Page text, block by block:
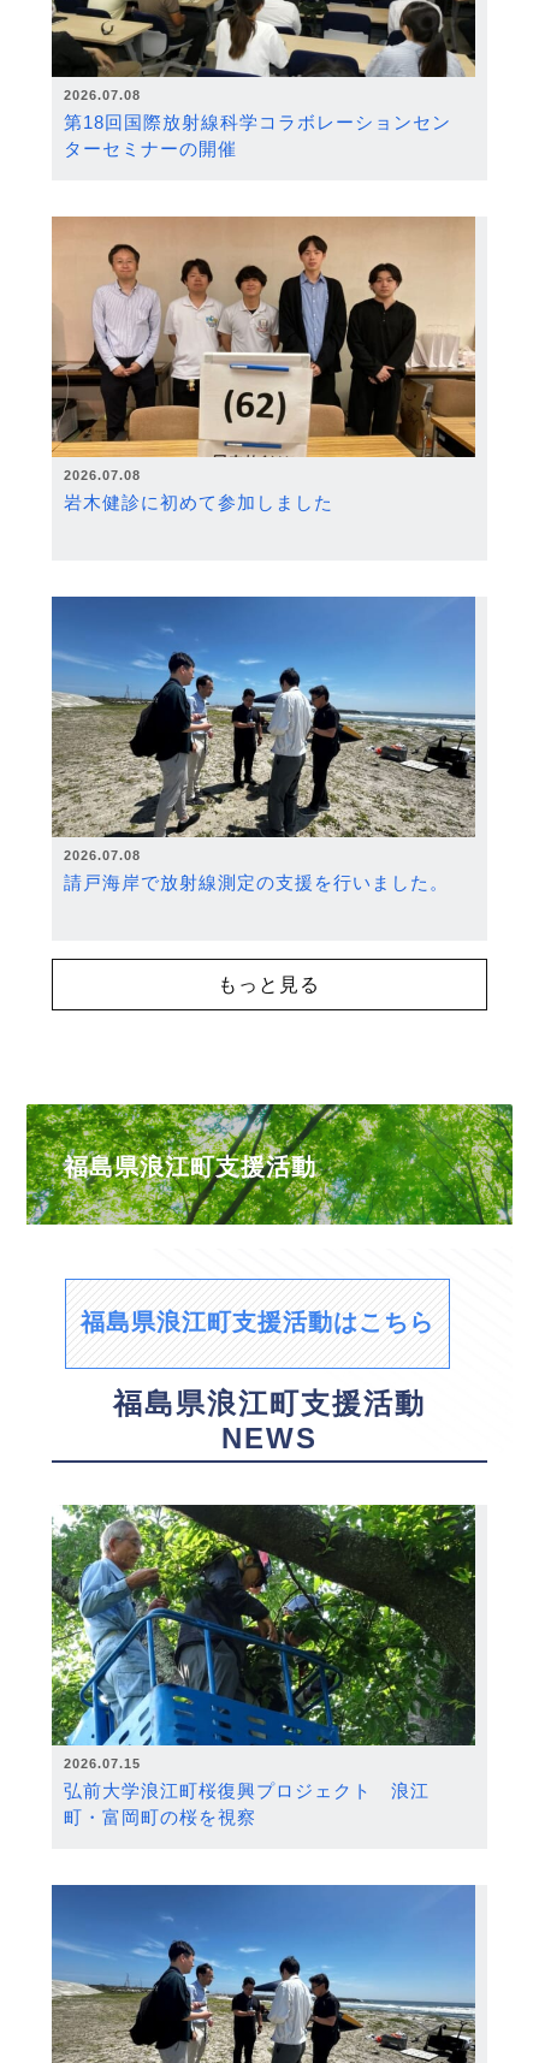
2026.07.08
第18回国際放射線科学コラボレーションセン
ターセミナーの開催
2026.07.08
岩木健診に初めて参加しました
2026.07.08
請戸海岸で放射線測定の支援を行いました。
もっと見る
福島県浪江町支援活動
福島県浪江町支援活動はこちら
福島県浪江町支援活動
NEWS
2026.07.15
弘前大学浪江町桜復興プロジェクト 浪江
町・富岡町の桜を視察